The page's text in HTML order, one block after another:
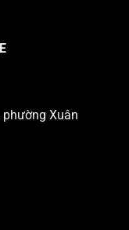
Xuân